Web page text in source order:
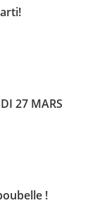
27 MARS
!